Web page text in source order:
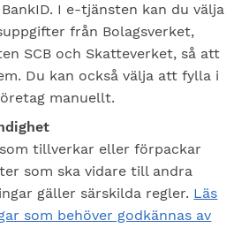
I e-tjänsten kan du välja
från Bolagsverket,
SCB och Skatteverket, så att
Du kan också välja att fylla i
manuellt.
tillverkar eller förpackar
som ska vidare till andra
gäller särskilda regler. Läs
som behöver godkännas av